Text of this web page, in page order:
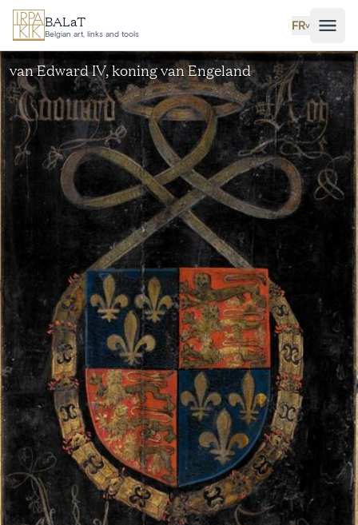
Aller au contenu principal
BALaT
Belgian art, links and tools
FR˅
van Edward IV, koning van Engeland